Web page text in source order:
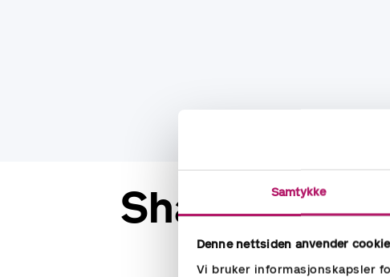
Samtykke
Denne nettsiden anvender
Vi bruker informasjonskapsler
Share